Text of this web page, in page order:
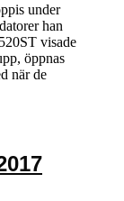
under
han
visade
öppnas
när de